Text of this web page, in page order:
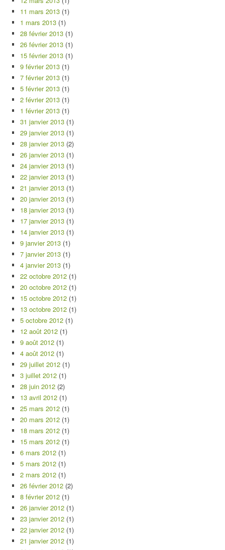
11 mars 2013 (1)
1 mars 2013 (1)
28 février 2013 (1)
26 février 2013 (1)
15 février 2013 (1)
9 février 2013 (1)
7 février 2013 (1)
5 février 2013 (1)
2 février 2013 (1)
1 février 2013 (1)
31 janvier 2013 (1)
29 janvier 2013 (1)
28 janvier 2013 (2)
26 janvier 2013 (1)
24 janvier 2013 (1)
22 janvier 2013 (1)
21 janvier 2013 (1)
20 janvier 2013 (1)
18 janvier 2013 (1)
17 janvier 2013 (1)
14 janvier 2013 (1)
9 janvier 2013 (1)
7 janvier 2013 (1)
4 janvier 2013 (1)
22 octobre 2012 (1)
20 octobre 2012 (1)
15 octobre 2012 (1)
13 octobre 2012 (1)
5 octobre 2012 (1)
12 août 2012 (1)
9 août 2012 (1)
4 août 2012 (1)
29 juillet 2012 (1)
3 juillet 2012 (1)
28 juin 2012 (2)
13 avril 2012 (1)
25 mars 2012 (1)
20 mars 2012 (1)
18 mars 2012 (1)
15 mars 2012 (1)
6 mars 2012 (1)
5 mars 2012 (1)
2 mars 2012 (1)
26 février 2012 (2)
8 février 2012 (1)
26 janvier 2012 (1)
23 janvier 2012 (1)
22 janvier 2012 (1)
21 janvier 2012 (1)